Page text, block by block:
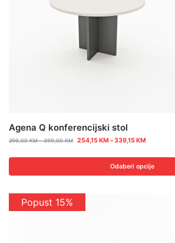
Agena Q konferencijski stol
299,00KM – 399,00KM 254,15KM –339,15KM
Odaberi opcije
Popust 15%